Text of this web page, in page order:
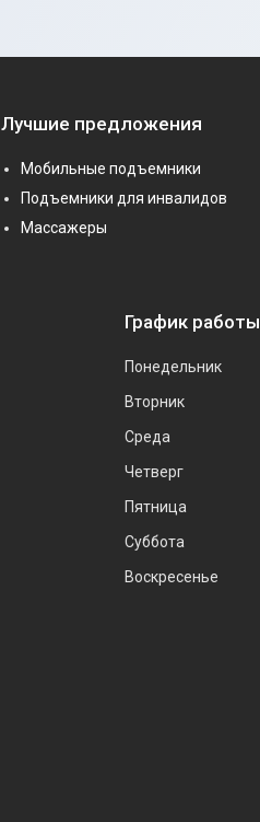
Лучшие предложения
Мобильные подъемники
Подъемники для инвалидов
Массажеры
График работы
Понедельник
Вторник
Среда
Четверг
Пятница
Суббота
Воскресенье